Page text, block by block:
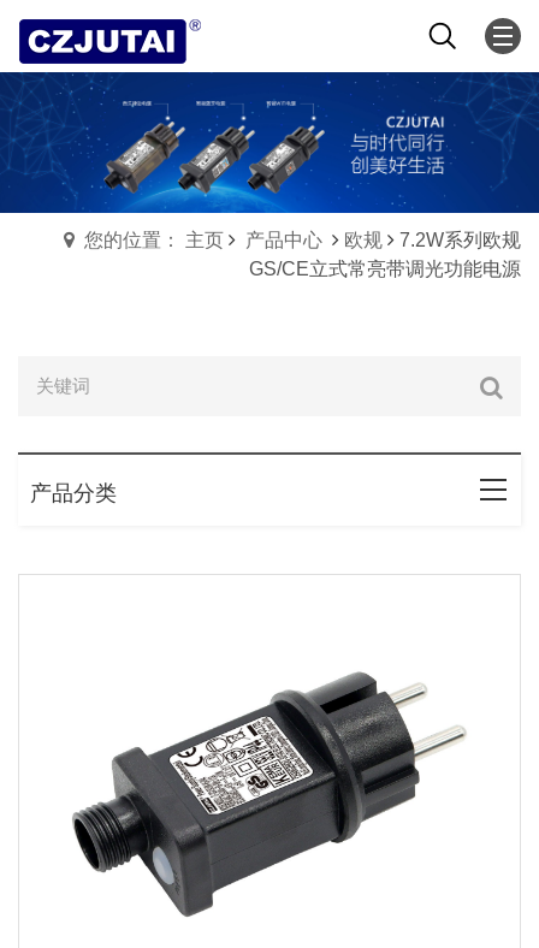
您的位置： 主页 产品中心 欧规
7.2W系列欧规
GS/CE立式常亮带调光功能电源
产品分类